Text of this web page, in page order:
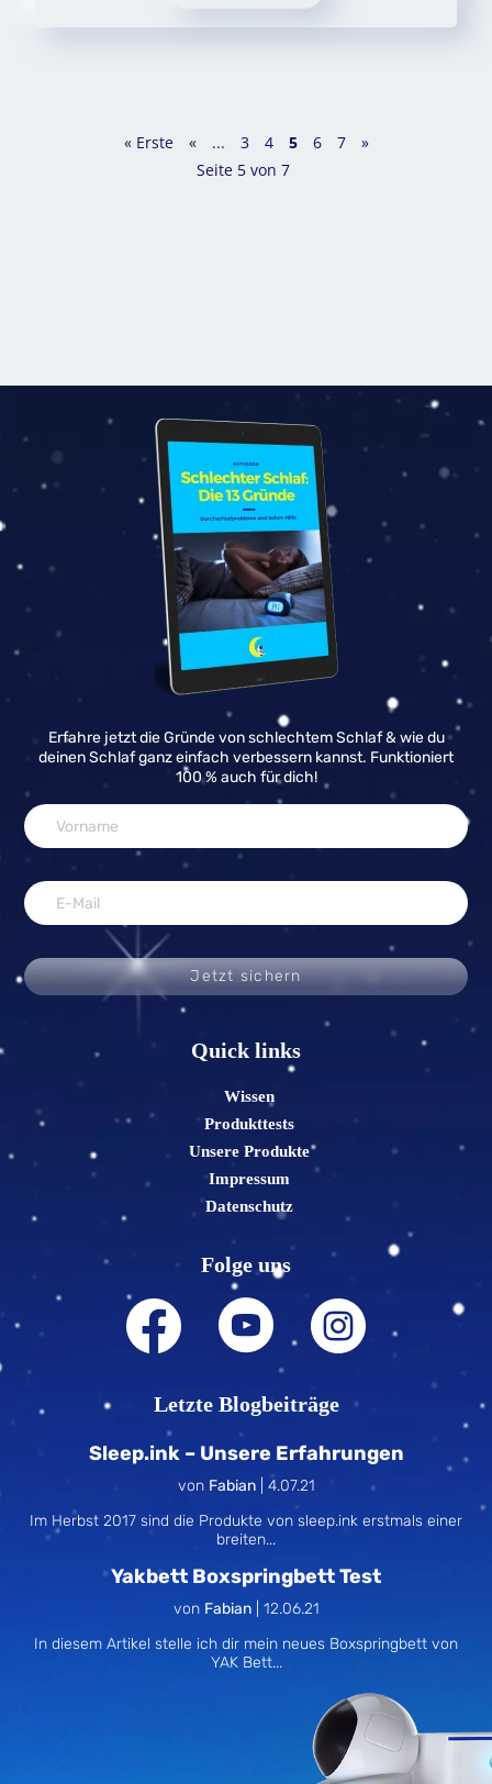
Seite 5 von 7
« Erste « ... 3 4 5 6 7 »
Erfahre jetzt die Gründe von schlechtem Schlaf & wie du
deinen Schlaf ganz einfach verbessern kannst. Funktioniert
100 % auch für dich!
Jetzt sichern
Quick links
Wissen
Produkttests
Unsere Produkte
Impressum
Datenschutz
Folge uns
Letzte Blogbeiträge
Sleep.ink – Unsere Erfahrungen
von Fabian| 4.07.21
Im Herbst 2017 sind die Produkte von sleep.ink erstmals einer
breiten...
Yakbett Boxspringbett Test
von Fabian| 12.06.21
In diesem Artikel stelle ich dir mein neues Boxspringbett von
YAK Bett...